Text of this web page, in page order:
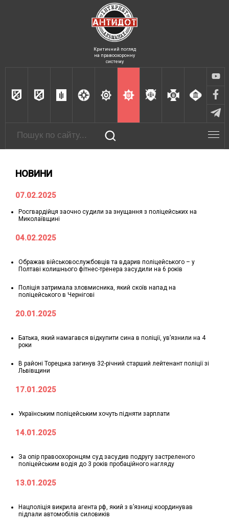
Критичний погляд
на правоохоронну
систему
НОВИНИ
07.02.2025
Росгвардійця заочно судили за знущання з поліцейських на
Миколаївщині
04.02.2025
Ображав військовослужбовців та вдарив поліцейського – у
Полтаві колишнього фітнес-тренера засудили на 6 років
Поліція затримала зловмисника, який скоїв напад на
поліцейського в Чернігові
20.01.2025
Батька, який намагався відкупити сина в поліції, увʼязнили на 4
роки
В районі Торецька загинув 32-річний старший лейтенант поліції зі
Львівщини
17.01.2025
Українським поліцейським хочуть підняти зарплати
14.01.2025
За опір правоохоронцям суд засудив подругу застреленого
поліцейським водія до 3 років пробаційного нагляду
13.01.2025
Нацполіція викрила агента рф, який з в’язниці координував
підпали автомобілів силовиків